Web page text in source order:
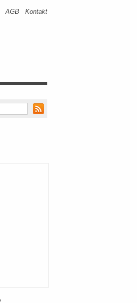
AGB Kontakt